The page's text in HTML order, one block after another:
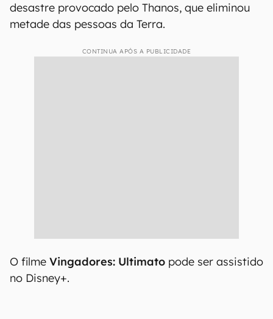
desastre provocado pelo Thanos, que eliminou
metade das pessoas da Terra.
CONTINUA APÓS A PUBLICIDADE
O filme Vingadores: Ultimato pode ser assistido
no Disney+.